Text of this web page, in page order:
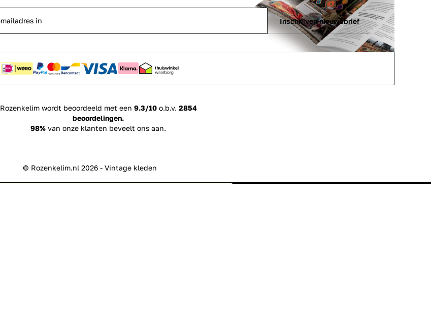
Inschrijven nieuwsbrief
Rozenkelim wordt beoordeeld met een 9.3/10o.b.v. 2854
beoordelingen.
98% van onze klanten beveelt ons aan.
© Rozenkelim.nl 2026 - Vintage kleden